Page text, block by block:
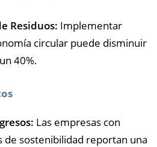
Residuos: Implementar
circular puede disminuir
40%.
Las empresas con
de sostenibilidad reportan una